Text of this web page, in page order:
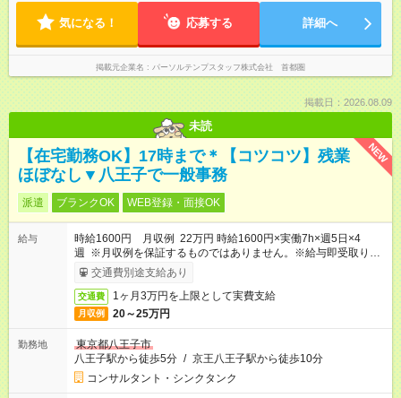
気になる！ 応募する 詳細へ
掲載元企業名 パーソルテンプスタッフ株式会社 首都圏
掲載日：2026.08.09
未読
NEW
【在宅勤務OK】17時まで＊【コツコツ】残業
ほぼなし▼八王子で一般事務
派遣 ブランクOK WEB登録・面接OK
給与
時給1600円 月収例 22万円 時給1600円×実働7h×週5日×4
週 ※月収例を保証するものではありません。※給与即受取りサ
ービス利用可（利用条件有）
交通費別途支給あり
交通費 1ヶ月3万円を上限として実費支給
月収例 20～25万円
勤務地
東京都八王子市
八王子駅から徒歩5分 / 京王八王子駅から徒歩10分
コンサルタント・シンクタンク